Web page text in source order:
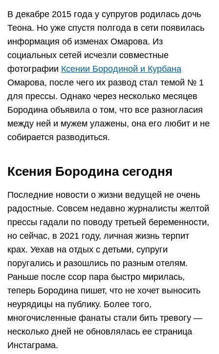
В декабре 2015 года у супругов родилась дочь
Теона. Но уже спустя полгода в сети появилась
информация об изменах Омарова. Из
социальных сетей исчезли совместные
фотографии Ксении Бородиной и Курбана
Омарова, после чего их развод стал темой № 1
для прессы. Однако через несколько месяцев
Бородина объявила о том, что все разногласия
между ней и мужем улажены, она его любит и не
собирается разводиться.
Ксения Бородина сегодня
Последние новости о жизни ведущей не очень
радостные. Совсем недавно журналисты желтой
прессы гадали по поводу третьей беременности,
но сейчас, в 2021 году, личная жизнь терпит
крах. Уехав на отдых с детьми, супруги
поругались и разошлись по разным отелям.
Раньше после ссор пара быстро мирилась,
теперь Бородина пишет, что не хочет выносить
неурядицы на публику. Более того,
многочисленные фанаты стали бить тревогу —
несколько дней не обновлялась ее страница
Инстаграма.